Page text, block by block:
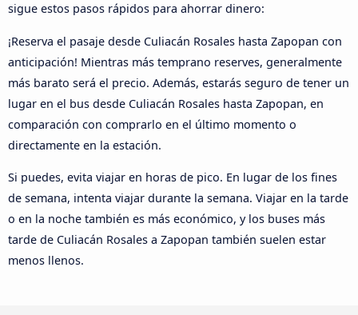
sigue estos pasos rápidos para ahorrar dinero:
¡Reserva el pasaje desde Culiacán Rosales hasta Zapopan con
anticipación! Mientras más temprano reserves, generalmente
más barato será el precio. Además, estarás seguro de tener un
lugar en el bus desde Culiacán Rosales hasta Zapopan, en
comparación con comprarlo en el último momento o
directamente en la estación.
Si puedes, evita viajar en horas de pico. En lugar de los fines
de semana, intenta viajar durante la semana. Viajar en la tarde
o en la noche también es más económico, y los buses más
tarde de Culiacán Rosales a Zapopan también suelen estar
menos llenos.